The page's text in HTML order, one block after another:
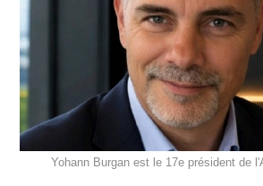
Yohann Burgan est le 17e président de